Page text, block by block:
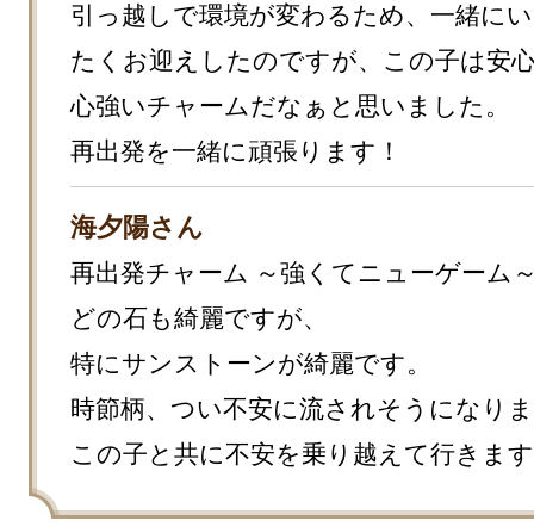
引っ越しで環境が変わるため、一緒に
たくお迎えしたのですが、この子は安
心強いチャームだなぁと思いました。
再出発を一緒に頑張ります！
海夕陽さん
再出発チャーム ～強くてニューゲーム
どの石も綺麗ですが、
特にサンストーンが綺麗です。
時節柄、つい不安に流されそうになり
この子と共に不安を乗り越えて行きま